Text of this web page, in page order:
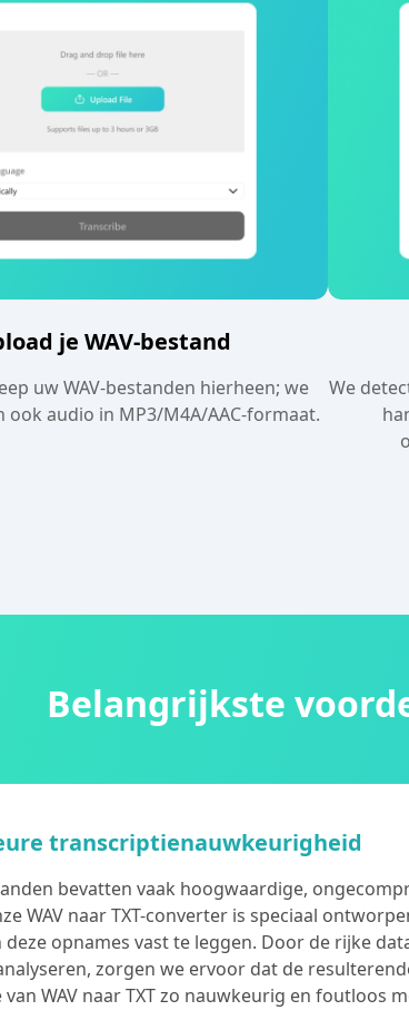
je WAV-bestand
uw WAV-bestanden hierheen; we
ook audio in MP3/M4A/AAC-formaat.
We
Belangrijkste
transcriptienauwkeurigheid
bevatten vaak hoogwaardige,
WAV naar TXT-converter is speciaal
deze opnames vast te leggen. Door de rijke
zorgen we ervoor dat de
van WAV naar TXT zo nauwkeurig en foutloos